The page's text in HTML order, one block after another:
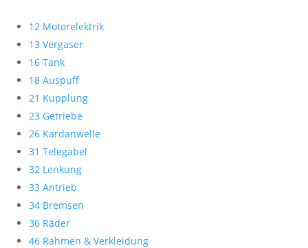
12 Motorelektrik
13 Vergaser
16 Tank
18 Auspuff
21 Kupplung
23 Getriebe
26 Kardanwelle
31 Telegabel
32 Lenkung
33 Antrieb
34 Bremsen
36 Räder
46 Rahmen & Verkleidung